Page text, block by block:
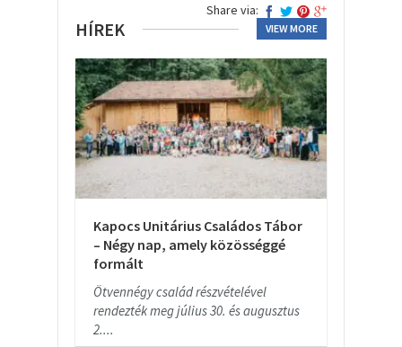
Share via:
HÍREK VIEW MORE
Kapocs Unitárius Családos Tábor
– Négy nap, amely közösséggé
formált
Ötvennégy család részvételével
rendezték meg július 30. és augusztus
2....